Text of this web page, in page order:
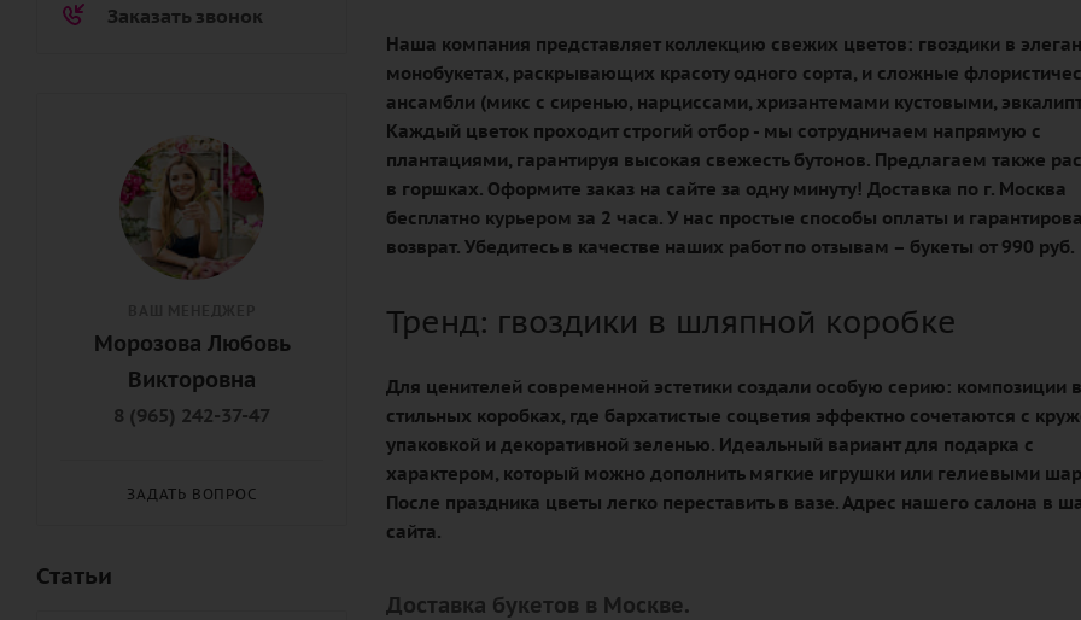
Наша компания представляет коллекцию свежих цветов: гвоздики в
монобукетах, раскрывающих красоту одного сорта, и сложные
ансамбли (микс с сиренью, нарциссами, хризантемами кустовыми,
Каждый цветок проходит строгий отбор - мы сотрудничаем напрямую с
плантациями, гарантируя высокая свежесть бутонов. Предлагаем также
в горшках. Оформите заказ на сайте за одну минуту! Доставка по г. Москва
бесплатно курьером за 2 часа. У нас простые способы оплаты и
возврат. Убедитесь в качестве наших работ по отзывам – букеты от 990 руб.
Тренд: гвоздики в шляпной коробке
Для ценителей современной эстетики создали особую серию: композиции в
стильных коробках, где бархатистые соцветия эффектно сочетаются с
упаковкой и декоративной зеленью. Идеальный вариант для подарка с
характером, который можно дополнить мягкие игрушки или гелиевыми
После праздника цветы легко переставить в вазе. Адрес нашего салона в
сайта.
Доставка букетов в Москве.
Заказать звонок
Морозова Любовь
Викторовна
8 (965) 242-37-47
ЗАДАТЬ ВОПРОС
Статьи